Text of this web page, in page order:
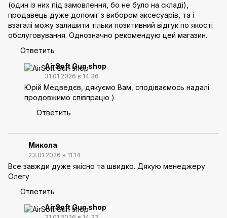
(один із них під замовлення, бо не було на складі),
продавець дуже допоміг з вибором аксесуарів, та і
взагалі можу залишити тільки позитивний відгук по якості
обслуговування. Однозначно рекомендую цей магазин.
Ответить
AirSoft Gun shop
31.01.2026 в 14:36
Юрій Медведєв, дякуємо Вам, сподіваємось надалі
продовжимо співпрацю )
Ответить
Микола
23.01.2026 в 11:14
Все завжди дуже якісно та швидко. Дякую менеджеру
Олегу
Ответить
AirSoft Gun shop